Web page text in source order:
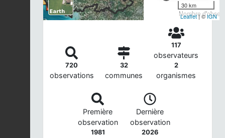
Nombre
30 km
Leaflet| ©IGN
720
observations
32
communes
117
observateurs
2
organismes
Première
observation
1981
Dernière
observation
2026